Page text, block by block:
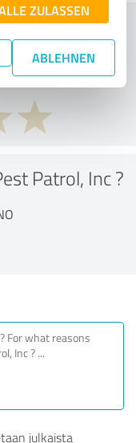
ZULASSEN
ABLEHNEN
price to
Patrol, Inc ?
julkaista